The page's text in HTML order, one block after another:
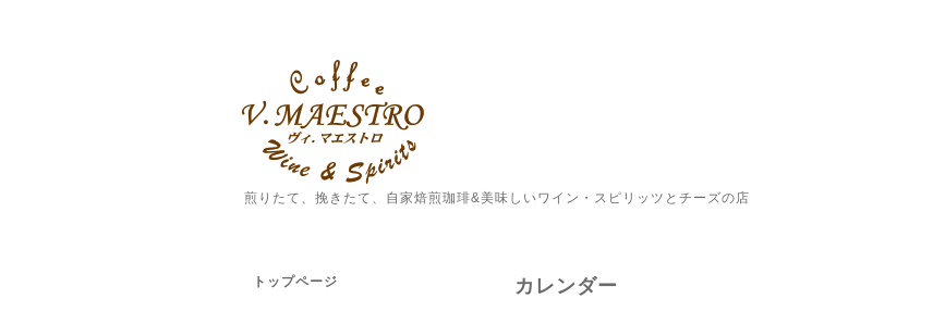
煎りたて、挽きたて、自家焙煎珈琲&美味しいワイン・スピリッツとチーズの店
カレンダー
トップページ